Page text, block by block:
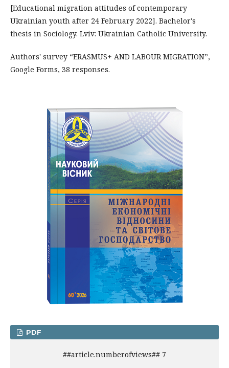
[Educational migration attitudes of contemporary
Ukrainian youth after 24 February 2022]. Bachelor's
thesis in Sociology. Lviv: Ukrainian Catholic University.
Authors' survey “ERASMUS+ AND LABOUR MIGRATION”,
Google Forms, 38 responses.
PDF
##article.numberofviews## 7